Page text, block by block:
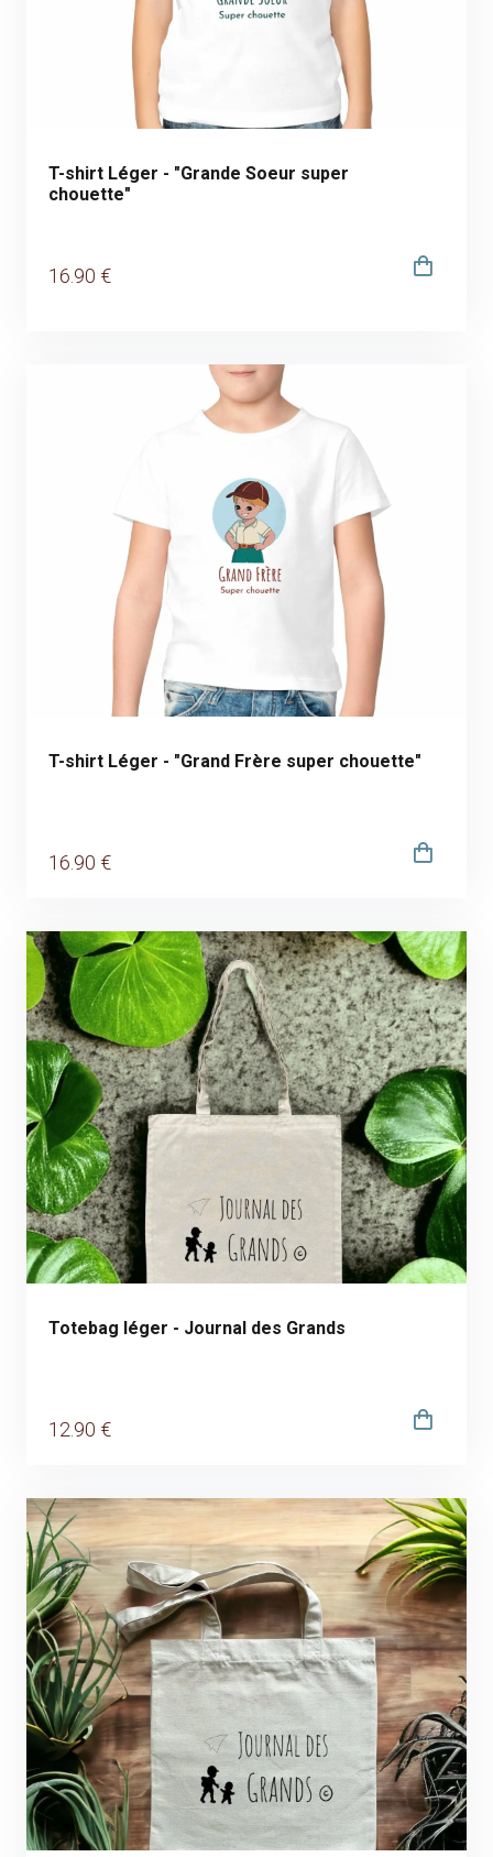
T-shirt Léger - "Grande Soeur super
chouette"
16 .90 €
T-shirt Léger - "Grand Frère super chouette"
16 .90 €
Totebag léger - Journal des Grands
12 .90 €